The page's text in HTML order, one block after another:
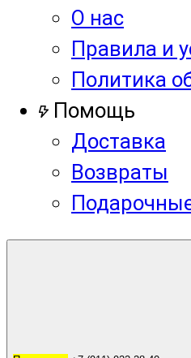
О нас
Правила и
Политика
Помощь
Доставка
Возвраты